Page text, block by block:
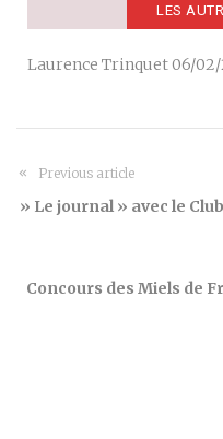
LES
Laurence Trinquet 06/02/
Previous article
» Le journal » avec le
Concours des Miels de